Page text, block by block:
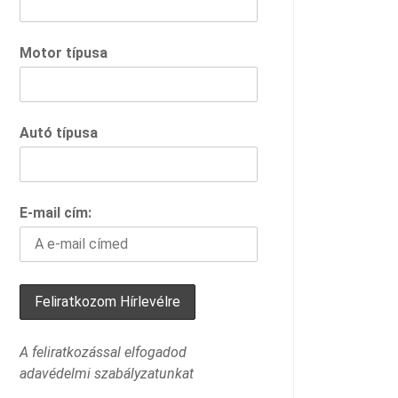
Motor típusa
Autó típusa
E-mail cím:
A feliratkozással elfogadod
adavédelmi szabályzatunkat